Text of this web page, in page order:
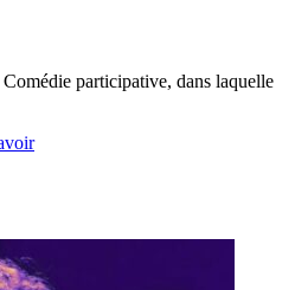
participative, dans laquelle